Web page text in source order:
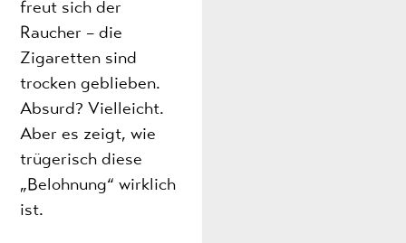
freut sich der
Raucher – die
Zigaretten sind
trocken geblieben.
Absurd? Vielleicht.
Aber es zeigt, wie
trügerisch diese
„Belohnung“ wirklich
ist.